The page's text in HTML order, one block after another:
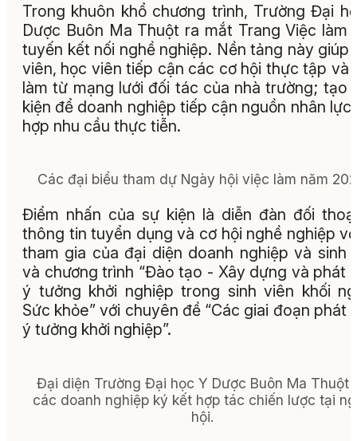
Trong khuôn khổ chương trình, Trường Đại
Dược Buôn Ma Thuột ra mắt Trang Việc làm
tuyến kết nối nghề nghiệp. Nền tảng này giúp
viên, học viên tiếp cận các cơ hội thực tập và
làm từ mạng lưới đối tác của nhà trường; tạo
kiện để doanh nghiệp tiếp cận nguồn nhân lực
hợp nhu cầu thực tiễn.
Các đại biểu tham dự Ngày hội việc làm năm
Điểm nhấn của sự kiện là diễn đàn đối
thông tin tuyển dụng và cơ hội nghề nghiệp
tham gia của đại diện doanh nghiệp và sinh
và chương trình “Đào tạo - Xây dựng và phát
ý tưởng khởi nghiệp trong sinh viên khối
Sức khỏe” với chuyên đề “Các giai đoạn phát
ý tưởng khởi nghiệp”.
Đại diện Trường Đại học Y Dược Buôn Ma Thuột
các doanh nghiệp ký kết hợp tác chiến lược tại
hội.